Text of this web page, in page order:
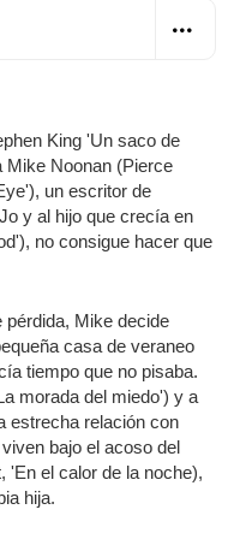
King 'Un saco de
Mike Noonan (Pierce
un escritor de
y al hijo que crecía en
no consigue hacer que
pérdida, Mike decide
casa de veraneo
tiempo que no pisaba.
morada del miedo') y a
estrecha relación con
bajo el acoso del
'En el calor de la noche),
hija.